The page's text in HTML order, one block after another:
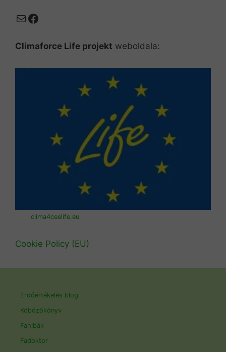
MailFacebook
Climaforce Life projekt weboldala:
clima4ceelife.eu
Cookie Policy (EU)
Erdőértékelés blog
Köbözőkönyv
Fahibák
Fadoktor